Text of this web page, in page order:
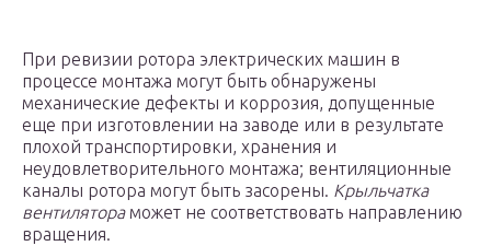
При ревизии ротора электрических машин в
процессе монтажа могут быть обнаружены
механические дефекты и коррозия, допущенные
еще при изготовлении на заводе или в результате
плохой транспортировки, хранения и
неудовлетворительного монтажа; вентиляционные
каналы ротора могут быть засорены. Крыльчатка
вентилятораможет не соответствовать направлению
вращения.